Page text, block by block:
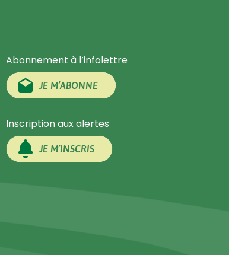
Abonnement à l’infolettre
JE M’ABONNE
Inscription aux alertes
JE M’INSCRIS